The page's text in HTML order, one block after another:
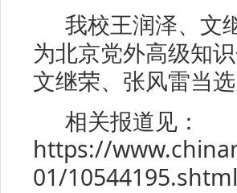
我校王润泽、文
为北京党外高级知
文继荣、张风雷当
相关报道见：
https://
01/10544195.shtml